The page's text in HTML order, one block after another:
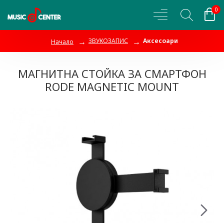
0
Начало ЗВУКОЗАПИС Аксесоари
МАГНИТНА СТОЙКА ЗА СМАРТФОН
RODE MAGNETIC MOUNT